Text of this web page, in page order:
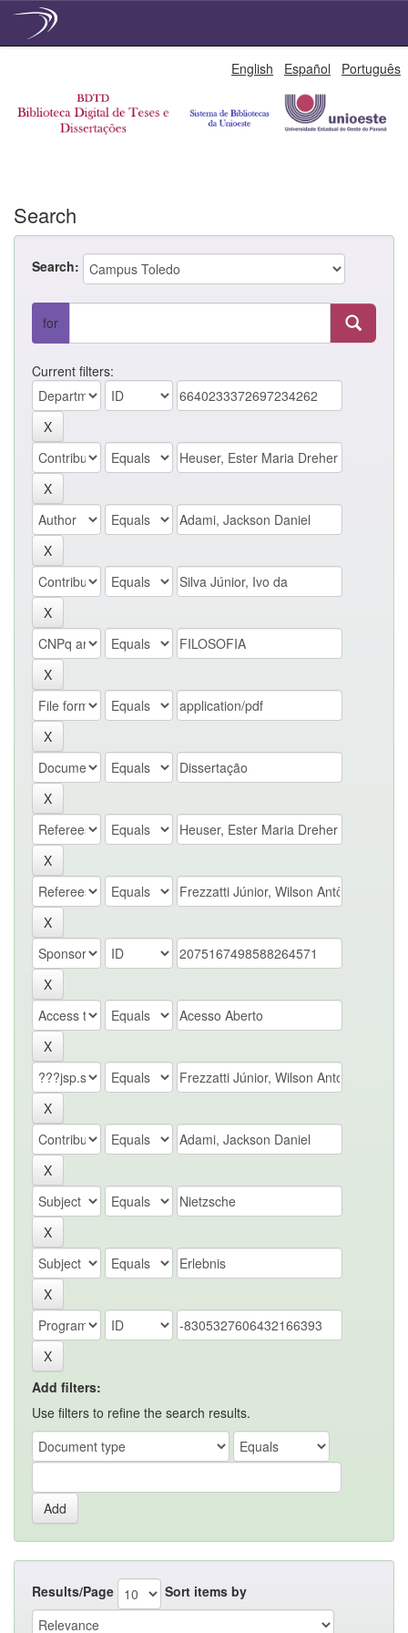
English Español Português
Search
Search:
for
Current filters:
Add filters:
Use filters to refine the search results.
Results/Page Sort items by